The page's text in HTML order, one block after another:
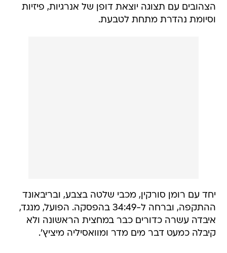
הצהובים עם תצוגה יוצאת דופן של אנרגיות, פיזיות
וסיומת נהדרת מתחת לטבעת.
יחד עם רומן סורקין, מכבי שלטה בצבע, ובריבאונד
ההתקפה, וברחה ל-34:49 בהפסקה. הפועל, מנגד,
איבדה עשרה כדורים כבר במחצית הראשונה ולא
קיבלה כמעט דבר מים מדר ומוואסיליה מיציץ'.